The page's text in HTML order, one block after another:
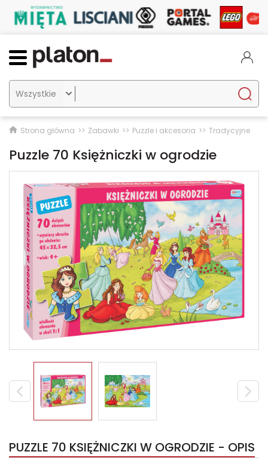

Strona główna Zabawki Puzzle i akcesoria Tradycyjne
Puzzle 70 Księżniczki w ogrodzie
PUZZLE 70 KSIĘŻNICZKI W OGRODZIE - OPIS